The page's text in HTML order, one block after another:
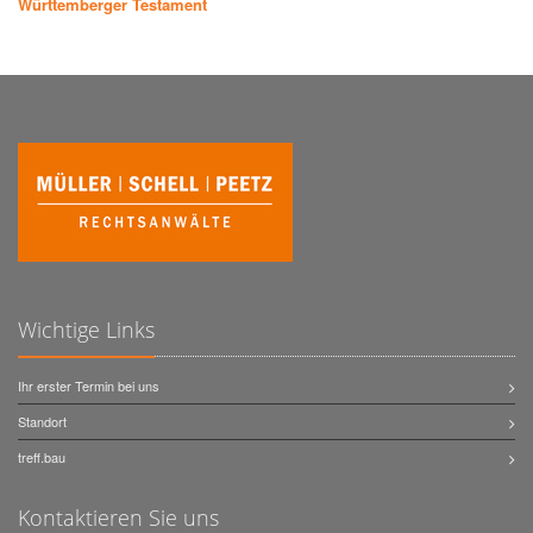
Wichtige Links
Ihr erster Termin bei uns
Standort
treff.bau
Kontaktieren Sie uns